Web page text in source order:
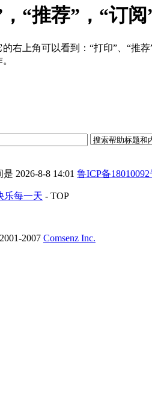
“推荐”，“订
右上角可以看到：“打印”、“推
2026-8-8 14:01 鲁ICP备18010092
乐每一天 - TOP
2007 Comsenz Inc.